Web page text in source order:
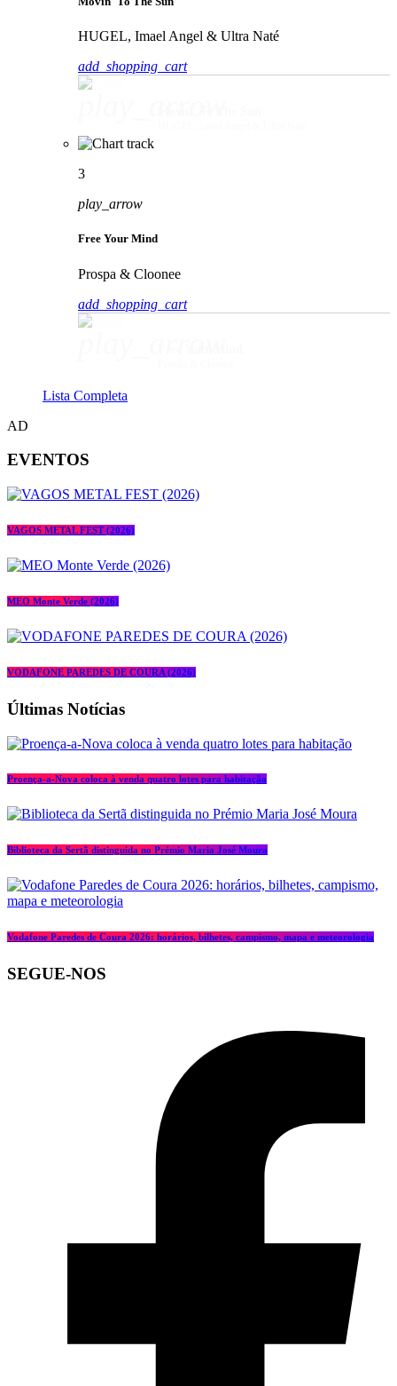
HUGEL, Imael Angel & Ultra Naté
add_shopping_cart
3
play_arrow
Free Your Mind
Prospa & Cloonee
add_shopping_cart
Lista Completa
AD
EVENTOS
VAGOS METAL FEST (2026)
MEO Monte Verde (2026)
VODAFONE PAREDES DE COURA (2026)
Últimas Notícias
Proença-a-Nova coloca à venda quatro lotes para habitação
Biblioteca da Sertã distinguida no Prémio Maria José Moura
Vodafone Paredes de Coura 2026: horários, bilhetes, campismo, mapa e meteorologia
SEGUE-NOS